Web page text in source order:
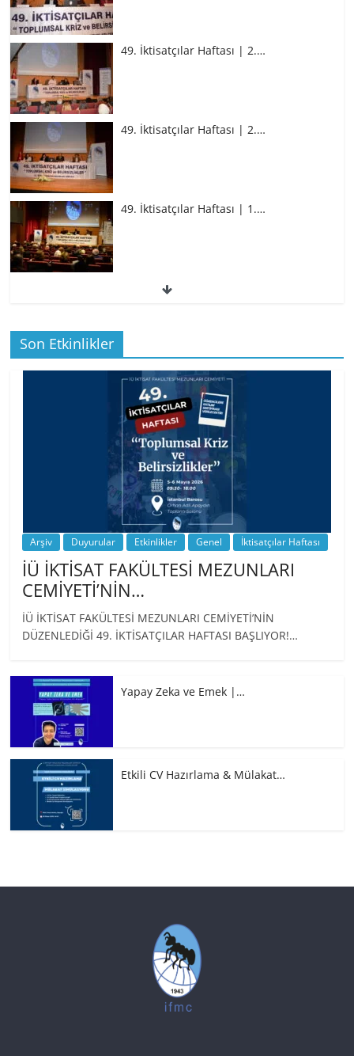
49. İktisatçılar Haftası | 2.…
49. İktisatçılar Haftası | 2.…
49. İktisatçılar Haftası | 1.…
49. İktisatçılar Haftası | 1.…
BİZ İKTİSATLILAR: İÇİMİZDEN BİRİ PROF.
…
Son Etkinlikler
Arşiv Duyurular Etkinlikler Genel İktisatçılar Haftası
İÜ İKTİSAT FAKÜLTESİ MEZUNLARI
CEMİYETİ’NİN…
İÜ İKTİSAT FAKÜLTESİ MEZUNLARI CEMİYETİ’NİN
DÜZENLEDİĞİ 49. İKTİSATÇILAR HAFTASI BAŞLIYOR!…
Yapay Zeka ve Emek |…
Etkili CV Hazırlama & Mülakat…